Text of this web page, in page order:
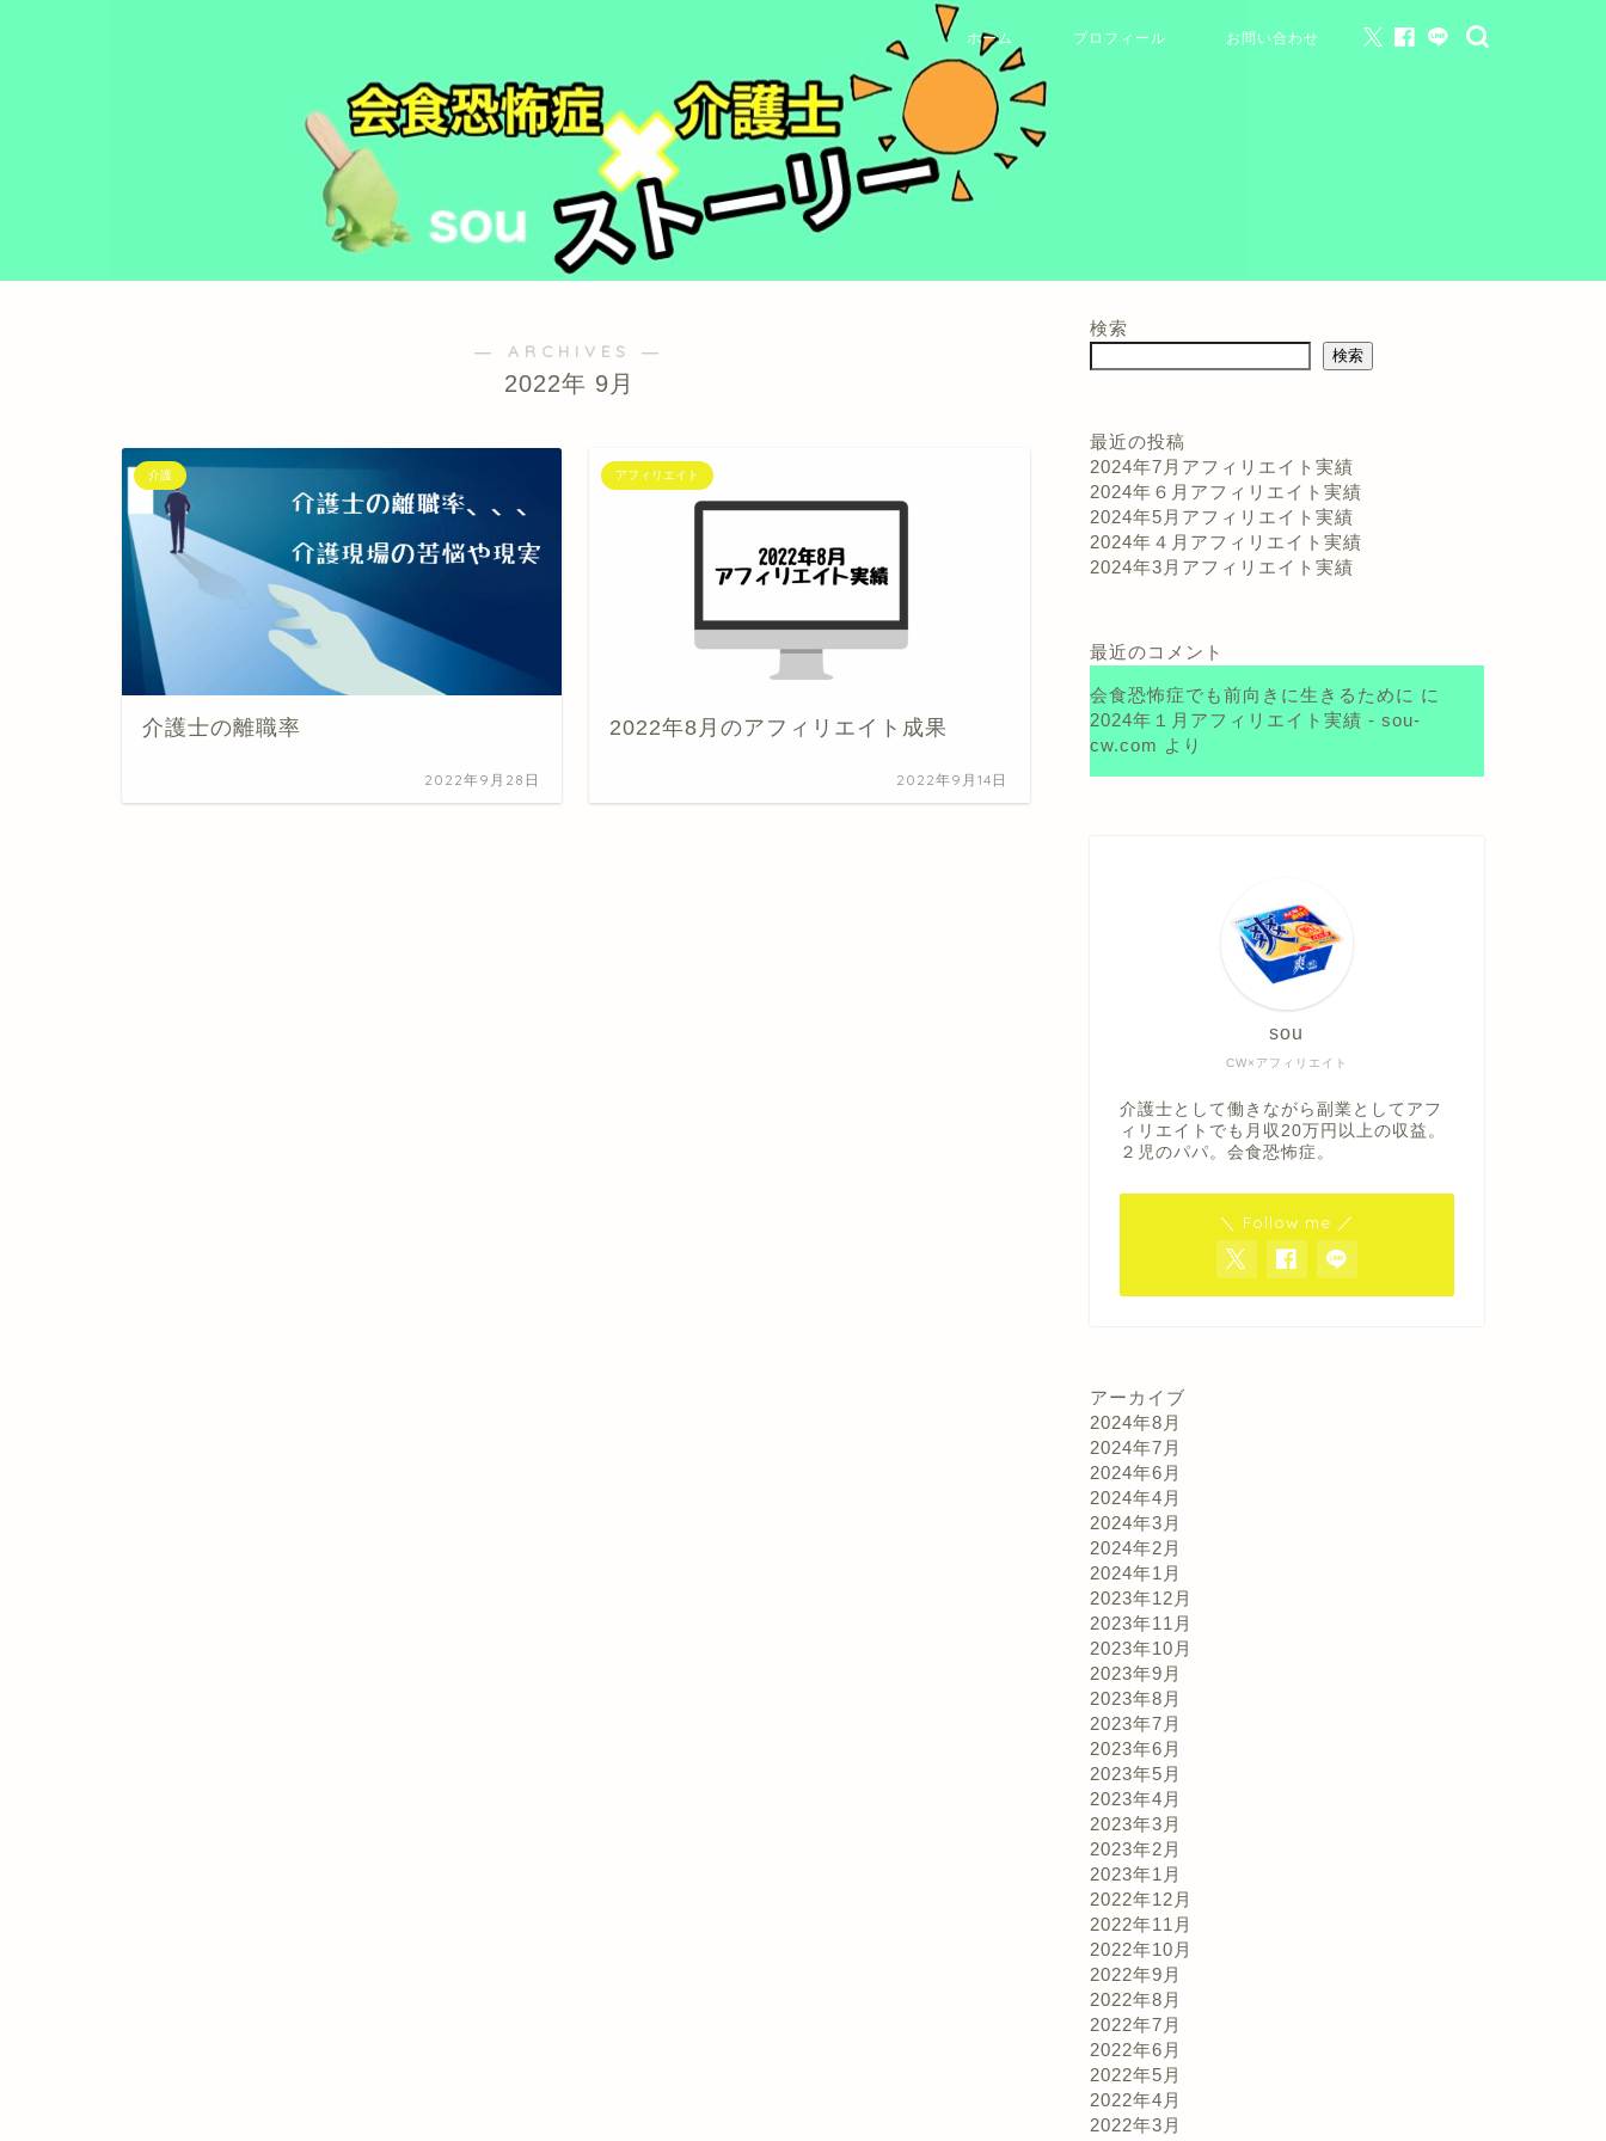
ホーム プロフィール お問い合わせ
― ARCHIVES ―
2022年 9月
介護
介護士の離職率
2022年9月28日
アフィリエイト
2022年8月のアフィリエイト成果
2022年9月14日
検索
検索
最近の投稿
2024年7月アフィリエイト実績
2024年６月アフィリエイト実績
2024年5月アフィリエイト実績
2024年４月アフィリエイト実績
2024年3月アフィリエイト実績
最近のコメント
会食恐怖症でも前向きに生きるために に
2024年１月アフィリエイト実績 - sou-
cw.com より
CW×アフィリエイト
sou
介護士として働きながら副業としてアフ
ィリエイトでも月収20万円以上の収益。
２児のパパ。会食恐怖症。
＼ Follow me ／
アーカイブ
2024年8月
2024年7月
2024年6月
2024年4月
2024年3月
2024年2月
2024年1月
2023年12月
2023年11月
2023年10月
2023年9月
2023年8月
2023年7月
2023年6月
2023年5月
2023年4月
2023年3月
2023年2月
2023年1月
2022年12月
2022年11月
2022年10月
2022年9月
2022年8月
2022年7月
2022年6月
2022年5月
2022年4月
2022年3月